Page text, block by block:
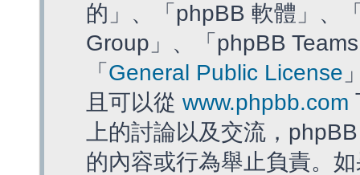
的」、「phpBB 軟體」、
Group」、「phpBB
「 General Public License
且可以從 www.phpbb.com
上的討論以及交流，
的內容或行為舉止負責。